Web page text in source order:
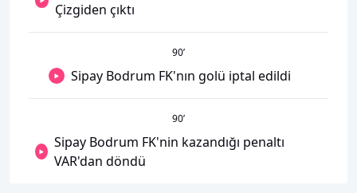
Çizgiden çıktı
90’
Sipay Bodrum FK'nın golü iptal edildi
90’
Sipay Bodrum FK'nin kazandığı penaltı
VAR'dan döndü